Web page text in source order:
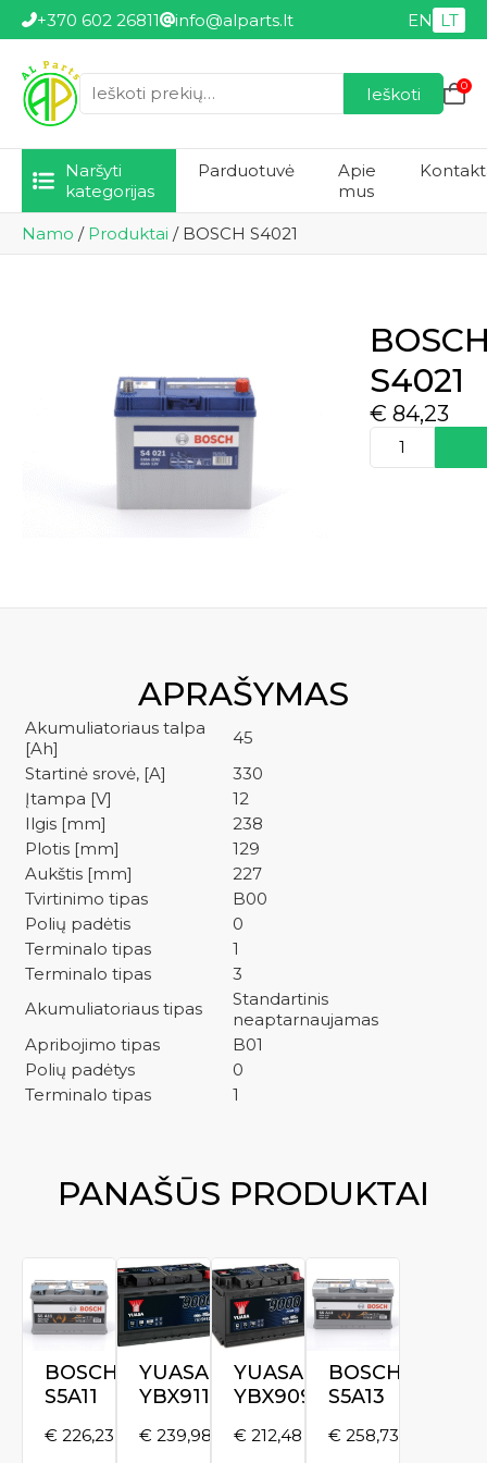
+370 602 26811 info@alparts.lt EN LT
Ieškoti: Ieškoti 0
Naršyti
kategorijas
Parduotuvė
Apie
mus
Namo / Produktai / BOSCH S4021
S4021
€ 84,23
produkto
kiekis:
APRAŠYMAS
Akumuliatoriaus talpa
[Ah]
45
Startinė srovė, [A]
330
Įtampa [V]
12
Ilgis [mm]
238
Plotis [mm]
129
Aukštis [mm]
227
Tvirtinimo tipas
B00
Polių padėtis
0
Terminalo tipas
1
Terminalo tipas
3
Akumuliatoriaus tipas
Standartinis
neaptarnaujamas
Apribojimo tipas
B01
Polių padėtys
0
Terminalo tipas
1
PANAŠŪS PRODUKTAI
BOSCH
S5A11
€ 226,23
YUASA
YBX9115
€ 239,98
YUASA
YBX9096
€ 212,48
BOSCH
S5A13
€ 258,73